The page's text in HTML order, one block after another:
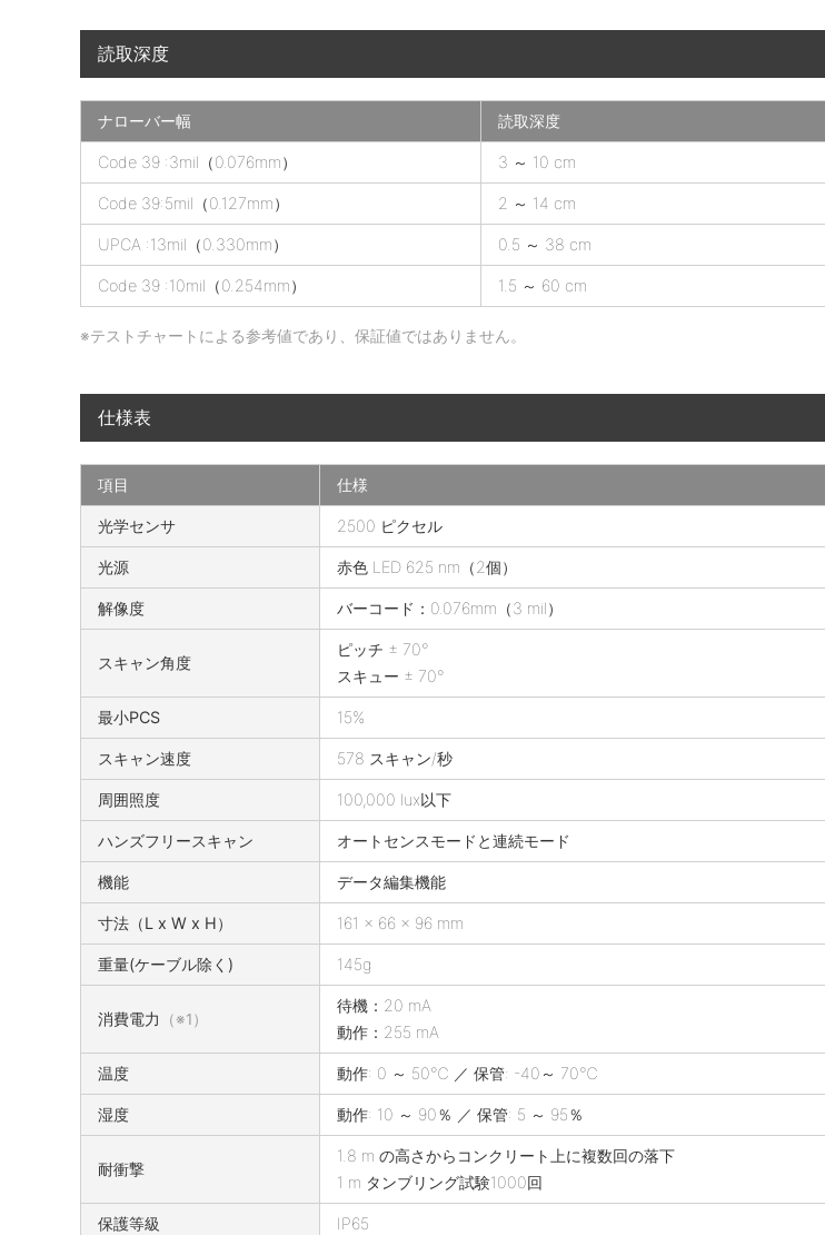
読取深度
5
の
深
ナローバー幅 読取深度
Code 39 :3mil（0.076mm） 3 ～ 10 cm
Code 39:5mil（0.127mm） 2 ～ 14 cm
UPCA :13mil（0.330mm） 0.5 ～ 38 cm
Code 39 :10mil（0.254mm） 1.5 ～ 60 cm
※テストチャートによる参考値であり、保証値ではありません。
仕様表
5
の
項目 仕様
光学センサ 2500 ピクセル
光源 赤色 LED 625 nm（2個）
解像度 バーコード：0.076mm（3 mil）
スキャン角度
ピッチ ± 70°
スキュー ± 70°
最小PCS 15%
スキャン速度 578 スキャン/秒
周囲照度 100,000 lux以下
ハンズフリースキャン オートセンスモードと連続モード
機能 データ編集機能
寸法（L x W x H） 161 x 66 x 96 mm
重量(ケーブル除く) 145g
消費電力 （※1）
待機：20 mA
動作：255 mA
温度 動作: 0 ～ 50℃ ／ 保管: -40～ 70℃
湿度 動作: 10 ～ 90％ ／ 保管: 5 ～ 95％
耐衝撃
1.8 m の高さからコンクリート上に複数回の落下
1 m タンブリング試験1000回
保護等級 IP65